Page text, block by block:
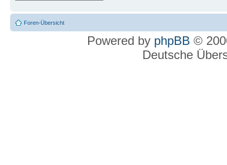
Foren-Übersicht
Powered by phpBB ©
Deutsche